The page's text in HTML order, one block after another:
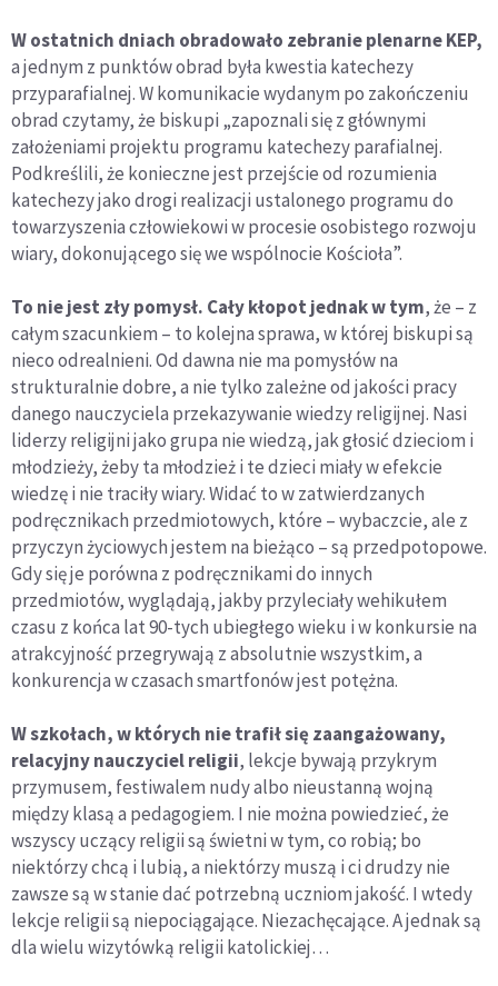
W ostatnich dniach obradowało zebranie plenarne KEP,
a jednym z punktów obrad była kwestia katechezy
przyparafialnej. W komunikacie wydanym po zakończeniu
obrad czytamy, że biskupi „zapoznali się z głównymi
założeniami projektu programu katechezy parafialnej.
Podkreślili, że konieczne jest przejście od rozumienia
katechezy jako drogi realizacji ustalonego programu do
towarzyszenia człowiekowi w procesie osobistego rozwoju
wiary, dokonującego się we wspólnocie Kościoła”.
To nie jest zły pomysł. Cały kłopot jednak w tym, że – z
całym szacunkiem – to kolejna sprawa, w której biskupi są
nieco odrealnieni. Od dawna nie ma pomysłów na
strukturalnie dobre, a nie tylko zależne od jakości pracy
danego nauczyciela przekazywanie wiedzy religijnej. Nasi
liderzy religijni jako grupa nie wiedzą, jak głosić dzieciom i
młodzieży, żeby ta młodzież i te dzieci miały w efekcie
wiedzę i nie traciły wiary. Widać to w zatwierdzanych
podręcznikach przedmiotowych, które – wybaczcie, ale z
przyczyn życiowych jestem na bieżąco – są przedpotopowe.
Gdy się je porówna z podręcznikami do innych
przedmiotów, wyglądają, jakby przyleciały wehikułem
czasu z końca lat 90-tych ubiegłego wieku i w konkursie na
atrakcyjność przegrywają z absolutnie wszystkim, a
konkurencja w czasach smartfonów jest potężna.
W szkołach, w których nie trafił się zaangażowany,
relacyjny nauczyciel religii, lekcje bywają przykrym
przymusem, festiwalem nudy albo nieustanną wojną
między klasą a pedagogiem. I nie można powiedzieć, że
wszyscy uczący religii są świetni w tym, co robią; bo
niektórzy chcą i lubią, a niektórzy muszą i ci drudzy nie
zawsze są w stanie dać potrzebną uczniom jakość. I wtedy
lekcje religii są niepociągające. Niezachęcające. A jednak są
dla wielu wizytówką religii katolickiej…